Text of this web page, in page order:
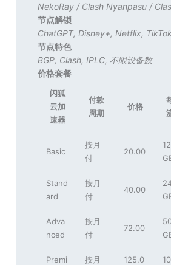
NekoRay / Clash Nyanpasu /
节点解锁
ChatGPT, Disney+, Netflix,
节点特色
BGP, Clash, IPLC, 不限设备数
价格套餐
闪狐
云加
速器
付款
周期
价格
Basic
按月
付
20.00
Stand
ard
按月
付
40.00
Adva
nced
按月
付
72.00
Premi
按月
125.0